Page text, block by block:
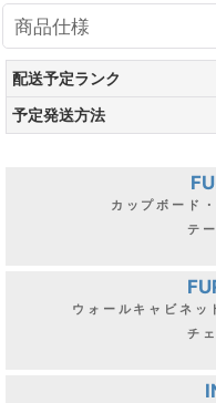
商品仕様
配送予定ランク
予定発送方法
カップボード
テ
ウォールキャビネッ
チ